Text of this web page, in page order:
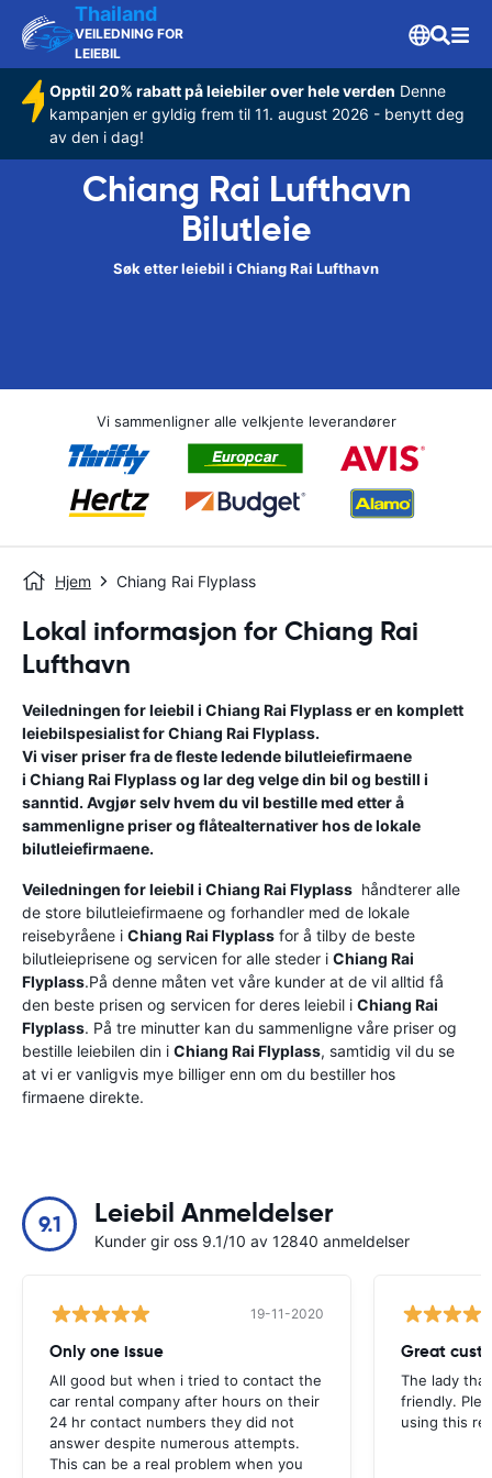
Thailand
VEILEDNING FOR
LEIEBIL
Opptil 20% rabatt på leiebiler over hele verden Denne
kampanjen er gyldig frem til 11. august 2026 - benytt deg
av den i dag!
Chiang Rai Lufthavn
Bilutleie
Søk etter leiebil i Chiang Rai Lufthavn
Vi sammenligner alle velkjente leverandører
Hjem Chiang Rai Flyplass
Lokal informasjon for Chiang Rai
Lufthavn
Veiledningen for leiebil i Chiang Rai Flyplasser en komplett
leiebilspesialist forChiang Rai Flyplass.
Vi viser priser fra de fleste ledende bilutleiefirmaene
i Chiang Rai Flyplassog lar deg velge din bil og bestill i
sanntid. Avgjør selv hvem du vil bestille med etter å
sammenligne priser og flåtealternativer hos de lokale
bilutleiefirmaene.
Veiledningen for leiebil i Chiang Rai Flyplass håndterer alle
de store bilutleiefirmaene og forhandler med de lokale
reisebyråene i Chiang Rai Flyplass for å tilby de beste
bilutleieprisene og servicen for alle steder i Chiang Rai
Flyplass.På denne måten vet våre kunder at de vil alltid få
den beste prisen og servicen for deres leiebil i Chiang Rai
Flyplass. På tre minutter kan du sammenligne våre priser og
bestille leiebilen din i Chiang Rai Flyplass, samtidig vil du se
at vi er vanligvis mye billiger enn om du bestiller hos
firmaene direkte.
9.1 Leiebil Anmeldelser
Kunder gir oss 9.1/10 av 12840 anmeldelser
19-11-2020
Only one issue
All good but when i tried to contact the
car rental company after hours on their
24 hr contact numbers they did not
answer despite numerous attempts.
This can be a real problem when you
Great
The lady
friendly.
using this